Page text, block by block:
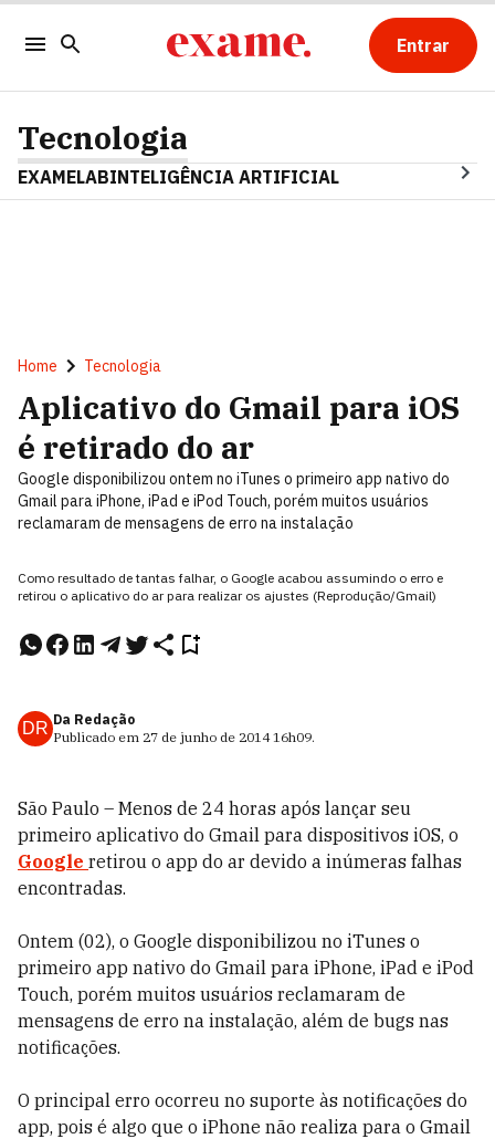
Entrar
Tecnologia
EXAMELABINTELIGÊNCIA ARTIFICIAL
Home Tecnologia
Aplicativo do Gmail para iOS
é retirado do ar
Google disponibilizou ontem no iTunes o primeiro app nativo do
Gmail para iPhone, iPad e iPod Touch, porém muitos usuários
reclamaram de mensagens de erro na instalação
Como resultado de tantas falhar, o Google acabou assumindo o erro e
retirou o aplicativo do ar para realizar os ajustes (Reprodução/Gmail)
DR Da Redação
Publicado em 27 de junho de 2014 16h09.
São Paulo – Menos de 24 horas após lançar seu
primeiro aplicativo do Gmail para dispositivos iOS, o
Google retirou o app do ar devido a inúmeras falhas
encontradas.
Ontem (02), o Google disponibilizou no iTunes o
primeiro app nativo do Gmail para iPhone, iPad e iPod
Touch, porém muitos usuários reclamaram de
mensagens de erro na instalação, além de bugs nas
notificações.
O principal erro ocorreu no suporte às notificações do
app, pois é algo que o iPhone não realiza para o Gmail